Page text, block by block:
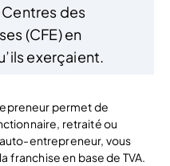
des
(CFE) en
exerçaient.
permet de
retraité ou
entrepreneur, vous
franchise en base de TVA.